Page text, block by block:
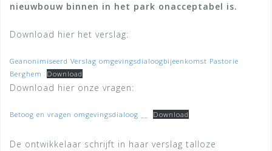
nieuwbouw binnen in het park onacceptabel is.
Download hier het verslag:
Geanonimiseerd Verslag omgevingsdialoogbijeenkomst Pastorie
Berghem
Download
Download hier onze vragen:
Betoog en vragen omgevingsdialoog __ Download
De ontwikkelaar schrijft in haar verslag talloze